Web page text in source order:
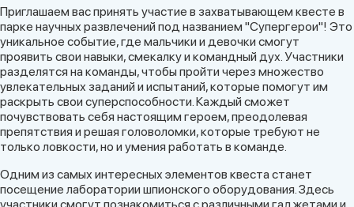
Приглашаем вас принять участие в захватывающем квесте в
парке научных развлечений под названием "Супергерои"! Это
уникальное событие, где мальчики и девочки смогут
проявить свои навыки, смекалку и командный дух. Участники
разделятся на команды, чтобы пройти через множество
увлекательных заданий и испытаний, которые помогут им
раскрыть свои суперспособности. Каждый сможет
почувствовать себя настоящим героем, преодолевая
препятствия и решая головоломки, которые требуют не
только ловкости, но и умения работать в команде.
Одним из самых интересных элементов квеста станет
посещение лаборатории шпионского оборудования. Здесь